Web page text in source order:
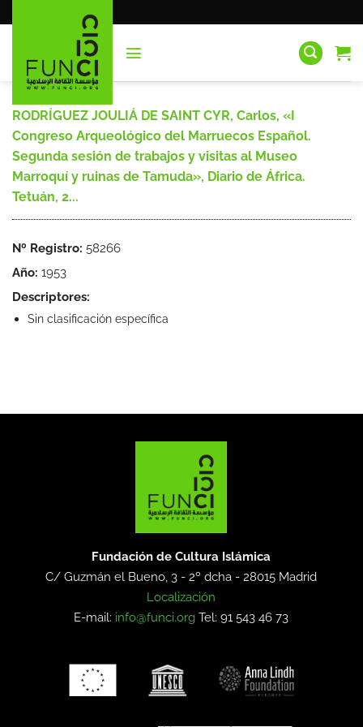
al
RODRÍGUEZ JOULIÁ DE SAINT CYR, Carlos, «I
Congreso Arqueológico del Marruecos Español.
Segunda sesión de trabajos y visitas al Museo
Marroquí y ruinas de Tamuda», Diario de África.
Tetuán, 2...
Nº Registro: 58266
Año: 1953
Descriptores:
Sin clasificación específica
Fundación de Cultura Islámica
C/ Guzmán el Bueno, 3 - 2º dcha -28015 Madrid
Localización
E-mail: info@funci.org Tel: 91 543 46 73